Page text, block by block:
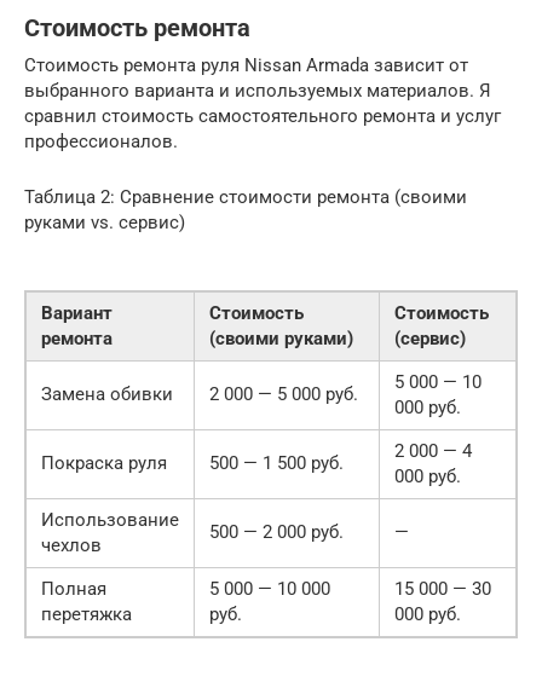
Стоимость ремонта
Стоимость ремонта руля Nissan Armada зависит от
выбранного варианта и используемых материалов. Я
сравнил стоимость самостоятельного ремонта и услуг
профессионалов.
Таблица 2: Сравнение стоимости ремонта (своими
руками vs. сервис)
Вариант
ремонта
Стоимость
(своими руками)
Стоимость
(сервис)
Замена обивки 2 000 — 5 000 руб.
5 000 — 10
000 руб.
Покраска руля 500 — 1 500 руб.
2 000 — 4
000 руб.
Использование
чехлов
500 — 2 000 руб. —
Полная
перетяжка
5 000 — 10 000
руб.
15 000 — 30
000 руб.